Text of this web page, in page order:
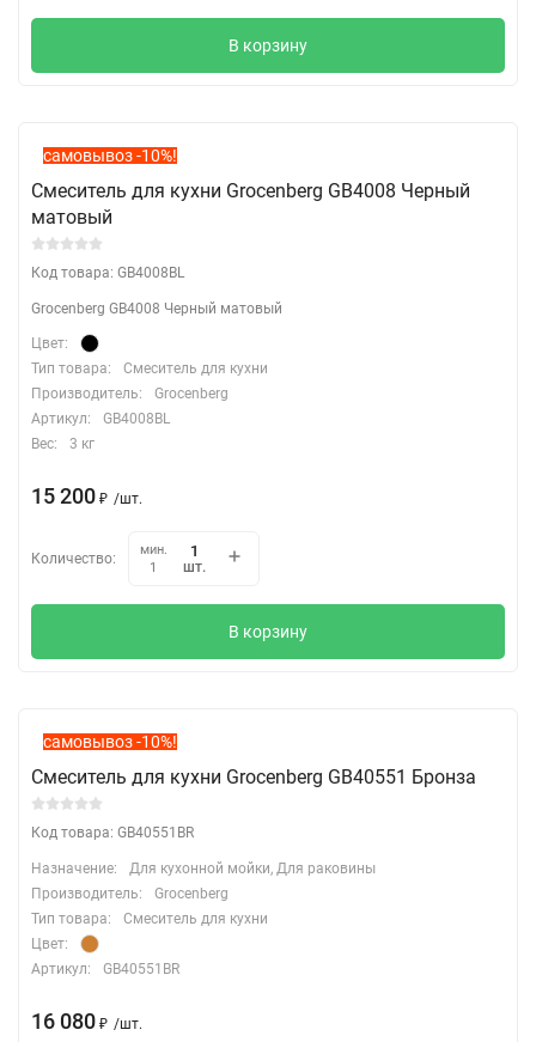
В корзину
самовывоз -10%!
Смеситель для кухни Grocenberg GB4008 Черный
матовый
Код товара: GB4008BL
Grocenberg GB4008 Черный матовый
Цвет:
Тип товара:
Смеситель для кухни
Производитель:
Grocenberg
Артикул:
GB4008BL
Вес:
3 кг
15 200 ₽ /шт.
Количество:
мин.
1
шт.
В корзину
самовывоз -10%!
Смеситель для кухни Grocenberg GB40551 Бронза
Код товара: GB40551BR
Назначение:
Для кухонной мойки, Для раковины
Производитель:
Grocenberg
Тип товара:
Смеситель для кухни
Цвет:
Артикул:
GB40551BR
16 080 ₽ /шт.